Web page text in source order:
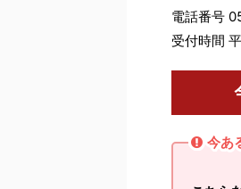
電話番号
受付時間
今あ